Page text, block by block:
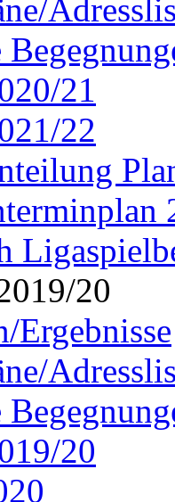
21
22
20
Ergebnisse
20